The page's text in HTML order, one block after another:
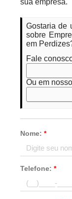
sua empresa.
Gostaria de
sobre
em
Fale
Ou em
Nome:*
Telefone:*